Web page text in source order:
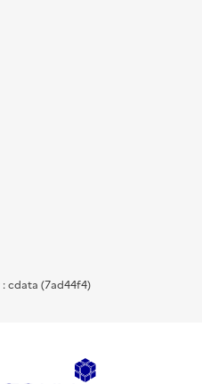
cdata (7ad44f4)